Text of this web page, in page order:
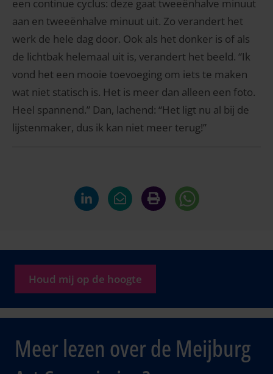
een continue cyclus: deze gaat tweeënhalve minuut
aan en tweeënhalve minuut uit. Zo verandert het
werk de hele dag door. Ook als het donker is of als
de lichtbak helemaal uit is, verandert het beeld. “Ik
vond het een mooie toevoeging om iets te maken
wat niet statisch is. Het is meer dan alleen een foto.
Heel spannend.” Dan, lachend: “Het ligt nu al bij de
lijstenmaker, dus ik kan niet meer terug!”
Houd mij op de hoogte
Meer lezen over de Meijburg